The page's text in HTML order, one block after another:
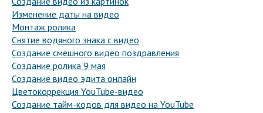
Изменение даты на видео
Монтаж ролика
Снятие водяного знака с видео
Создание смешного видео поздравления
Создание ролика 9 мая
Создание видео эдита онлайн
Цветокоррекция YouTube-видео
Создание тайм-кодов для видео на YouTube